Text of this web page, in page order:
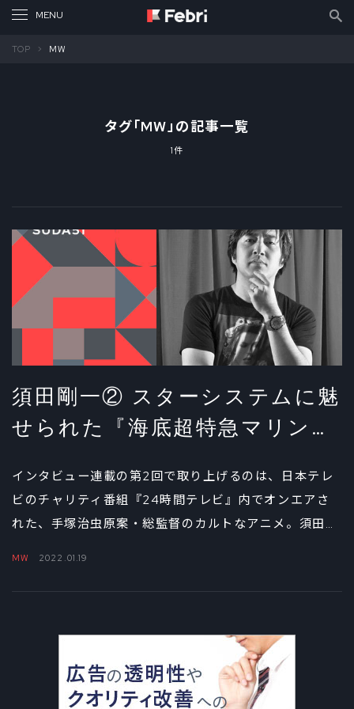
TOP MW
タグ「MW」の記事一覧
1件
須田剛一② スターシステムに魅
せられた『海底超特急マリン・
インタビュー連載の第2回で取り上げるのは、日本テレ
ビのチャリティ番組『24時間テレビ』内でオンエアさ
れた、手塚治虫原案・総監督のカルトなアニメ。須田自
MW 2022.01.19